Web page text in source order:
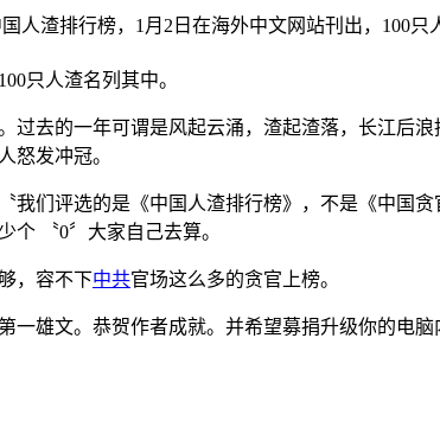
国人渣排行榜，1月2日在海外中文网站刊出，100只
只人渣名列其中。
过去的一年可谓是风起云涌，渣起渣落，长江后
怒发冲冠。
我们评选的是《中国人渣排行榜》，不是《中国
个 〝0〞大家自己去算。
，容不下中共官场这么多的贪官上榜。
一雄文。恭贺作者成就。并希望募捐升级你的电